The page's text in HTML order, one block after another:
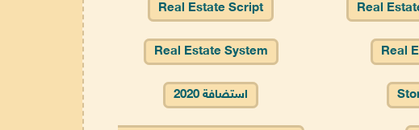
Real
Real Estate Script
Real
Real Estate System
استضافة 2020